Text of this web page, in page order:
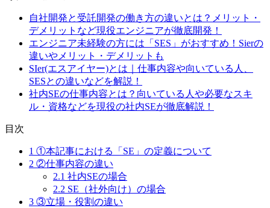
自社開発と受託開発の働き方の違いとは？メリット・
デメリットなど現役エンジニアが徹底開発！
エンジニア未経験の方には「SES」がおすすめ！Sierの
違いやメリット・デメリットも
SIer(エスアイヤー)とは｜仕事内容や向いている人、
SESとの違いなどを解説！
社内SEの仕事内容とは？向いている人や必要なスキ
ル・資格などを現役の社内SEが徹底解説！
目次
1 ①本記事における「SE」の定義について
2 ②仕事内容の違い
2.1 社内SEの場合
2.2 SE（社外向け）の場合
3 ③立場・役割の違い